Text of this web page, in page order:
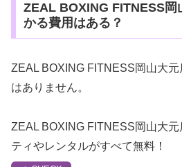
ZEAL BOXING FITNESS岡
かる費用はある？
ZEAL BOXING FITNESS岡山大
はありません。
ZEAL BOXING FITNESS岡山大
ティやレンタルがすべて無料！